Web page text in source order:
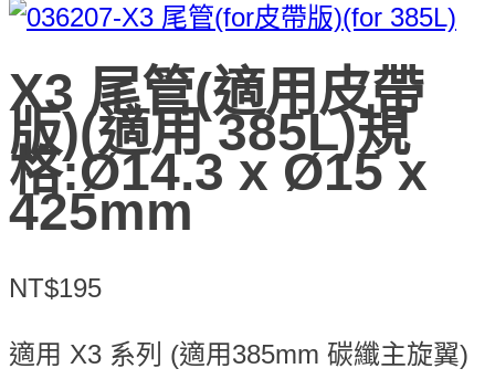
X3 尾管(適用皮帶
版)(適用 385L)規
格:Ø14.3 x Ø15 x
425mm
NT$195
適用 X3 系列 (適用385mm 碳纖主旋翼)